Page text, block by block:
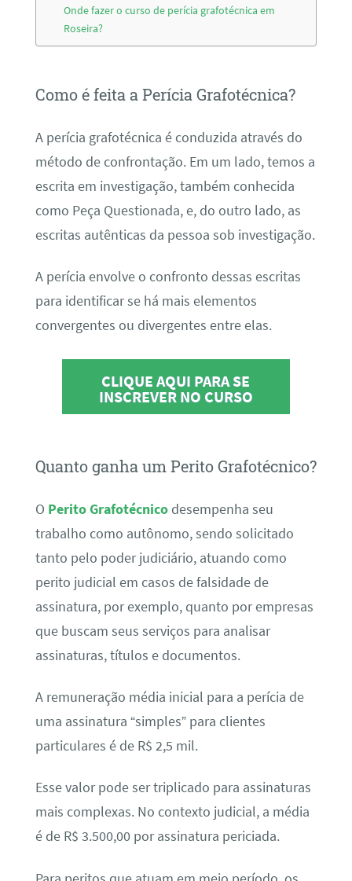
Onde fazer o curso de perícia grafotécnica em
Roseira?
Como é feita a Perícia Grafotécnica?
A perícia grafotécnica é conduzida através do
método de confrontação. Em um lado, temos a
escrita em investigação, também conhecida
como Peça Questionada, e, do outro lado, as
escritas autênticas da pessoa sob investigação.
A perícia envolve o confronto dessas escritas
para identificar se há mais elementos
convergentes ou divergentes entre elas.
CLIQUE AQUI PARA SE
INSCREVER NO CURSO
Quanto ganha um Perito Grafotécnico?
O Perito Grafotécnicodesempenha seu
trabalho como autônomo, sendo solicitado
tanto pelo poder judiciário, atuando como
perito judicial em casos de falsidade de
assinatura, por exemplo, quanto por empresas
que buscam seus serviços para analisar
assinaturas, títulos e documentos.
A remuneração média inicial para a perícia de
uma assinatura “simples” para clientes
particulares é de R$ 2,5 mil.
Esse valor pode ser triplicado para assinaturas
mais complexas. No contexto judicial, a média
é de R$ 3.500,00 por assinatura periciada.